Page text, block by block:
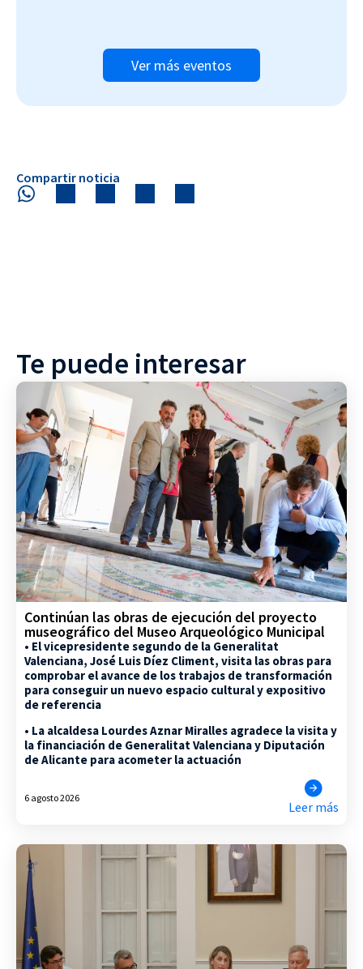
Ver más eventos
Compartir noticia
Te puede interesar
Continúan las obras de ejecución del proyecto
museográfico del Museo Arqueológico Municipal
• El vicepresidente segundo de la Generalitat
Valenciana, José Luis Díez Climent, visita las obras para
comprobar el avance de los trabajos de transformación
para conseguir un nuevo espacio cultural y expositivo
de referencia
• La alcaldesa Lourdes Aznar Miralles agradece la visita y
la financiación de Generalitat Valenciana y Diputación
de Alicante para acometer la actuación
6 agosto 2026
Leer más